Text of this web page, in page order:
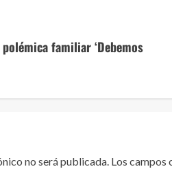
familiar ‘Debemos
no será publicada. Los campos